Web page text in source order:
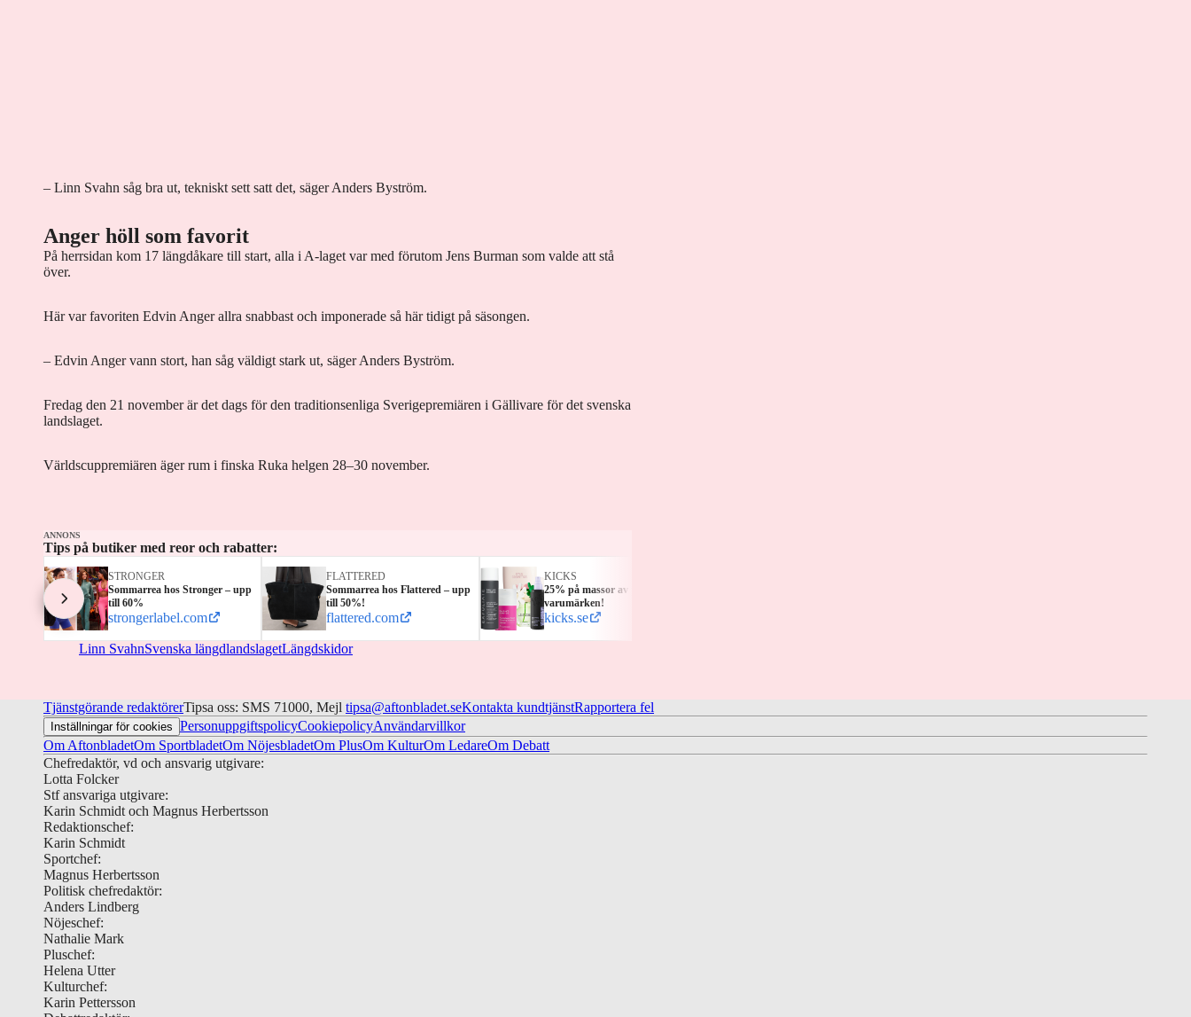
– Linn Svahn såg bra ut, tekniskt sett satt det, säger Anders Byström.
Anger höll som favorit
På herrsidan kom 17 längdåkare till start, alla i A-laget var med förutom Jens Burman som valde att stå
över.
Här var favoriten Edvin Anger allra snabbast och imponerade så här tidigt på säsongen.
– Edvin Anger vann stort, han såg väldigt stark ut, säger Anders Byström.
Fredag den 21 november är det dags för den traditionsenliga Sverigepremiären i Gällivare för det svenska
landslaget.
Världscuppremiären äger rum i finska Ruka helgen 28–30 november.
ANNONS
Tips på butiker med reor och rabatter:
STRONGER
Sommarrea hos Stronger – upp
till 60%
strongerlabel.com
FLATTERED
Sommarrea hos Flattered – upp
till 50%!
flattered.com
KICKS
25% på massor av populära
varumärken!
kicks.se
Linn SvahnSvenska längdlandslagetLängdskidor
Tjänstgörande redaktörerTipsa oss: SMS 71000, Mejl tipsa@aftonbladet.seKontakta kundtjänstRapportera fel
Inställningar för cookies PersonuppgiftspolicyCookiepolicyAnvändarvillkor
Om AftonbladetOm SportbladetOm NöjesbladetOm PlusOm KulturOm LedareOm Debatt
Chefredaktör, vd och ansvarig utgivare:
Lotta Folcker
Stf ansvariga utgivare:
Karin Schmidt och Magnus Herbertsson
Redaktionschef:
Karin Schmidt
Sportchef:
Magnus Herbertsson
Politisk chefredaktör:
Anders Lindberg
Nöjeschef:
Nathalie Mark
Pluschef:
Helena Utter
Kulturchef:
Karin Pettersson